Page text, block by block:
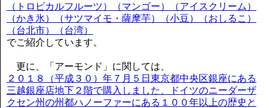
（トロピカルフルーツ）（マンゴー）（アイスクリーム）
（かき氷）（サツマイモ・薩摩芋）（小豆）（おしるこ）
（台北市）（台湾）
でご紹介しています。
更に、「アーモンド」に関しては、
２０１８（平成３０）年７月５日東京都中央区銀座にある
三越銀座店地下２階で購入しました、ドイツのニーダーザ
クセン州の州都ハノーファーにある１００年以上の歴史と